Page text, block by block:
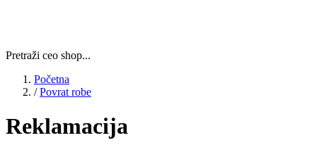
Pretraži ceo shop...
Početna
/ Povrat robe
Reklamacija